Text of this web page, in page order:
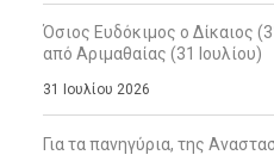
Όσιος Ευδόκιμος ο Δίκαιος
από Αριμαθαίας (31 Ιουλίου)
31 Ιουλίου 2026
Για τα πανηγύρια, της